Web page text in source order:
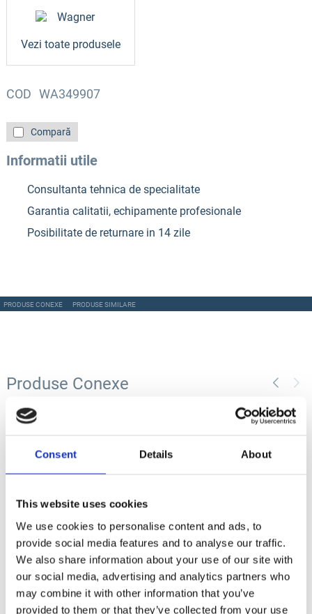
Consent Details About
This website uses cookies
We use cookies to personalise content and ads, to
provide social media features and to analyse our traffic.
We also share information about your use of our site with
our social media, advertising and analytics partners who
may combine it with other information that you’ve
provided to them or that they’ve collected from your use
Compară
Informatii utile
Consultanta tehnica de specialitate
Garantia calitatii, echipamente profesionale
Posibilitate de returnare in 14 zile
COD WA349907
Vezi toate produsele
PRODUSE CONEXE PRODUSE SIMILARE
Produse Conexe
COD TT2315342
LS Cuva material 100 L Titan, include suport si rola
Contactează-ne